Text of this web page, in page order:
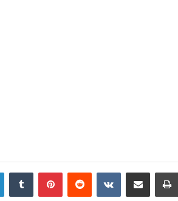
LinkedinTumblr PinterestReddit VKontaktePartager par email